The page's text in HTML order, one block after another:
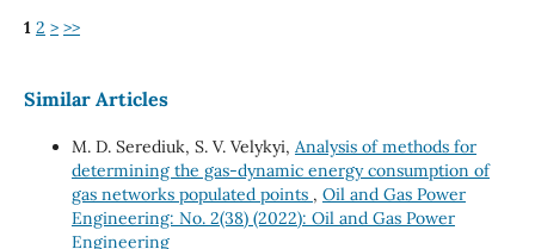
1 2 > >>
Similar Articles
M. D. Serediuk, S. V. Velykyi, Analysis of methods for
determining the gas-dynamic energy consumption of
gas networks populated points , Oil and Gas Power
Engineering: No. 2(38) (2022): Oil and Gas Power
Engineering